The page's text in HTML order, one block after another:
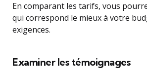
En comparant les tarifs, vous
qui correspond le mieux à votre
exigences.
Examiner les témoignages